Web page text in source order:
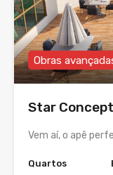
Obras
Star Concept
Vem aí, o apê
Quartos